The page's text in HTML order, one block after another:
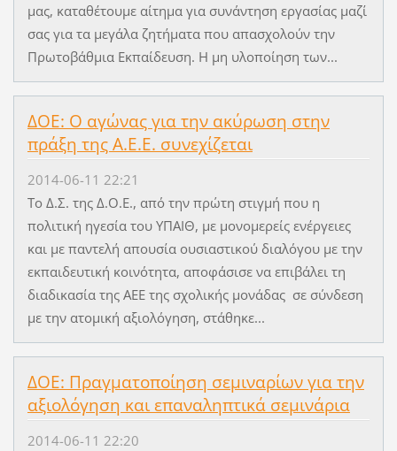
μας, καταθέτουμε αίτημα για συνάντηση εργασίας μαζί
σας για τα μεγάλα ζητήματα που απασχολούν την
Πρωτοβάθμια Εκπαίδευση. Η μη υλοποίηση των...
ΔΟΕ: Ο αγώνας για την ακύρωση στην
πράξη της Α.Ε.Ε. συνεχίζεται
2014-06-11 22:21
Το Δ.Σ. της Δ.Ο.Ε., από την πρώτη στιγμή που η
πολιτική ηγεσία του ΥΠΑΙΘ, με μονομερείς ενέργειες
και με παντελή απουσία ουσιαστικού διαλόγου με την
εκπαιδευτική κοινότητα, αποφάσισε να επιβάλει τη
διαδικασία της ΑΕΕ της σχολικής μονάδας σε σύνδεση
με την ατομική αξιολόγηση, στάθηκε...
ΔΟΕ: Πραγματοποίηση σεμιναρίων για την
αξιολόγηση και επαναληπτικά σεμινάρια
2014-06-11 22:20